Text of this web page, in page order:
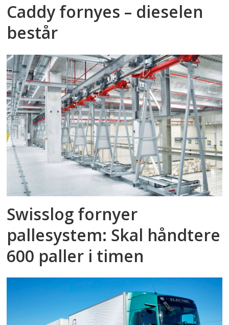
Caddy fornyes – dieselen
består
Swisslog fornyer
pallesystem: Skal håndtere
600 paller i timen